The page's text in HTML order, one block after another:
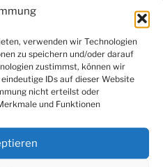
verwenden wir Technologien
zu speichern und/oder darauf
zustimmst, können wir
IDs auf dieser Website
nicht erteilst oder
und Funktionen
Berlin
zur Online-
odr
36 VSBG